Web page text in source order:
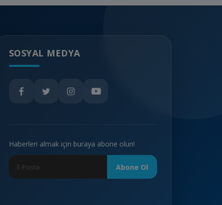
SOSYAL MEDYA
Haberleri almak için buraya abone olun!
Abone Ol